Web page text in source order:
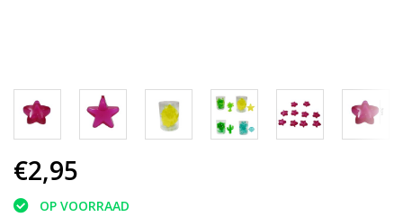
€2,95
OP VOORRAAD